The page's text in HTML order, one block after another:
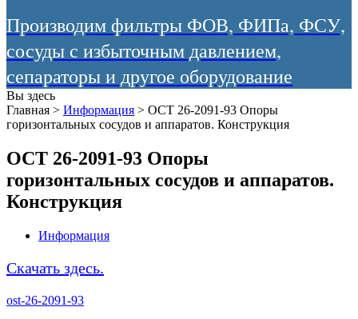
Производим фильтры ФОВ, ФИПа, ФСУ,
сосуды с избыточным давлением,
сепараторы и другое оборудование
Вы здесь
Главная > Информация > ОСТ 26-2091-93 Опоры
горизонтальных сосудов и аппаратов. Конструкция
ОСТ 26-2091-93 Опоры
горизонтальных сосудов и аппаратов.
Конструкция
Информация
Скачать здесь.
ost-26-2091-93